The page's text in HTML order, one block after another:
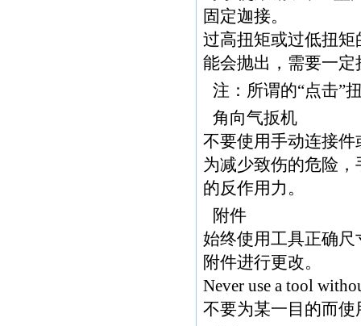
固定迦接。
过高扭矩或过低扭
能会抛出，需要一
注：所谓的“点击”
角向气扳机
不要使用手动连接
为减少致伤的危险
的反作用力。
附件
始终使用工具正确
附件进行更改。
Never use a tool
不要为某一目的而